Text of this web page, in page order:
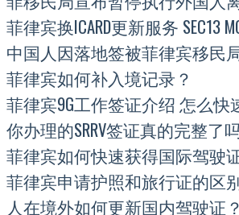
菲律宾换ICARD更新服务 SEC13
中国人因落地签被菲律宾移民
菲律宾如何补入境记录？
菲律宾9G工作签证介绍 怎么快
你办理的SRRV签证真的完整了
菲律宾如何快速获得国际驾驶
菲律宾申请护照和旅行证的区
人在境外如何更新国内驾驶证？